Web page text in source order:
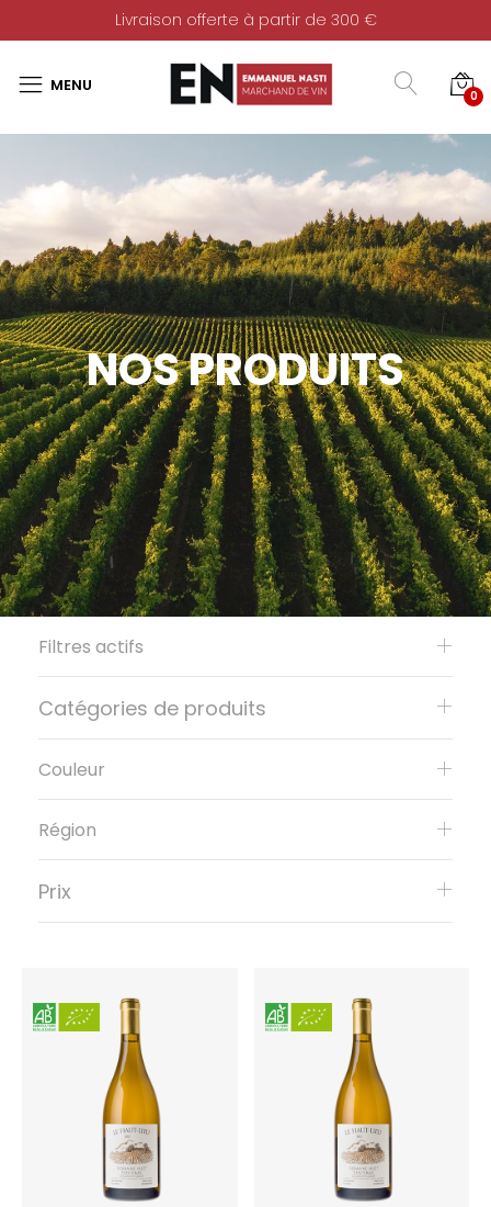
Livraison offerte à partir de 300 €
0
NOS PRODUITS
Filtres actifs
Catégories de produits
Couleur
Région
Prix